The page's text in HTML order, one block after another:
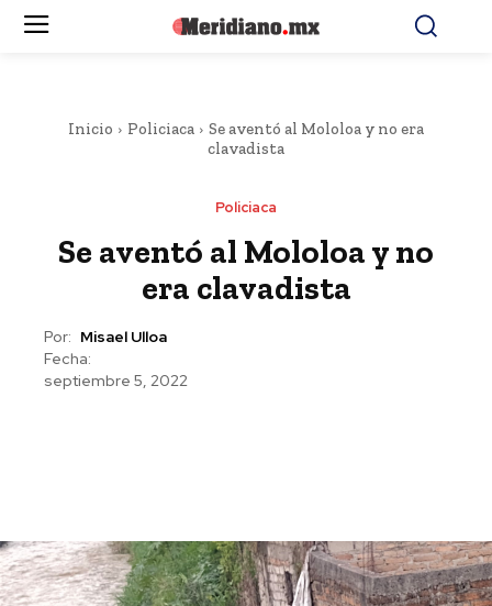
Inicio Policiaca
Se aventó al Mololoa y no era
clavadista
Policiaca
Se aventó al Mololoa y no
era clavadista
Por: Misael Ulloa
Fecha:
septiembre 5, 2022